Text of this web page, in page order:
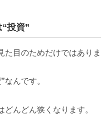
投資”
た目のためだけではありま
なんです。
んどん狭くなります。